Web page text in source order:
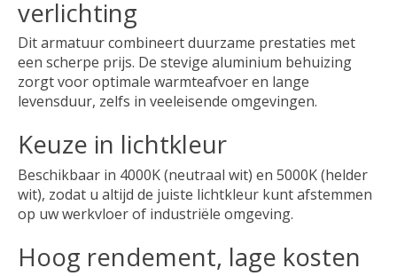
verlichting
Dit armatuur combineert duurzame prestaties met
een scherpe prijs. De stevige aluminium behuizing
zorgt voor optimale warmteafvoer en lange
levensduur, zelfs in veeleisende omgevingen.
Keuze in lichtkleur
Beschikbaar in 4000K (neutraal wit) en 5000K (helder
wit), zodat u altijd de juiste lichtkleur kunt afstemmen
op uw werkvloer of industriële omgeving.
Hoog rendement, lage kosten